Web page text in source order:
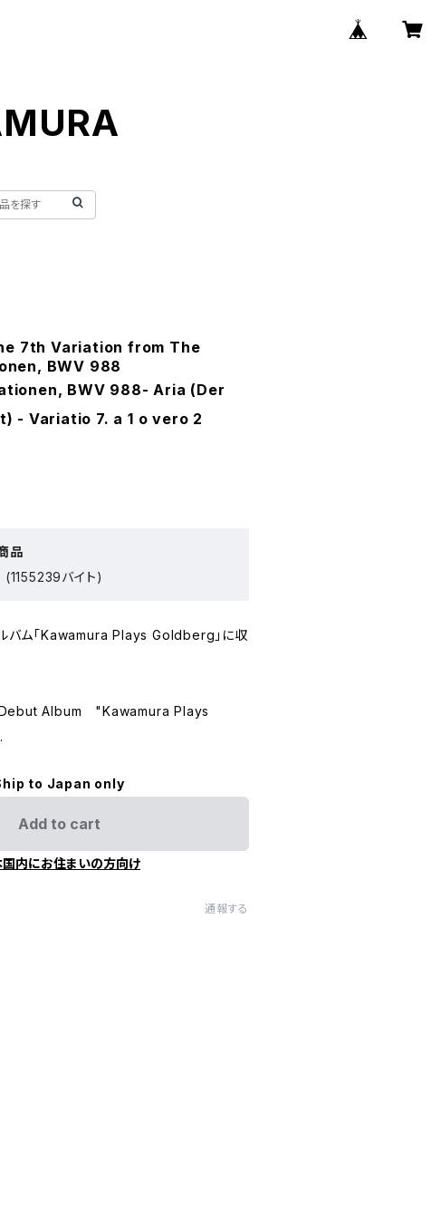
7th Variation from The
BWV 988
BWV 988- Aria (Der
- Variatio 7. a 1 o vero 2
品
バイト)
バム「Kawamura Plays Goldberg」に収
Album "Kawamura Plays
to Japan only
Add to cart
国内にお住まいの方向け
通報する